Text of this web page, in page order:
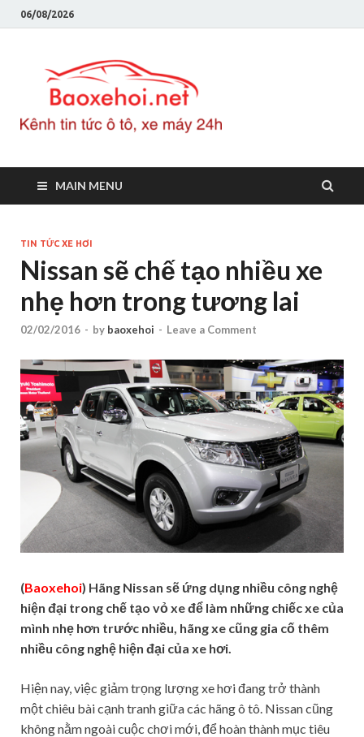
06/08/2026
MAIN MENU
TIN TỨC XE HƠI
Nissan sẽ chế tạo nhiều xe
nhẹ hơn trong tương lai
02/02/2016 - by baoxehoi - Leave a Comment
(Baoxehoi) Hãng Nissan sẽ ứng dụng nhiều công nghệ
hiện đại trong chế tạo vỏ xe để làm những chiếc xe của
mình nhẹ hơn trước nhiều, hãng xe cũng gia cố thêm
nhiều công nghệ hiện đại của xe hơi.
Hiện nay, việc giảm trọng lượng xe hơi đang trở thành
một chiêu bài cạnh tranh giữa các hãng ô tô. Nissan cũng
không nằm ngoài cuộc chơi mới, để hoàn thành mục tiêu